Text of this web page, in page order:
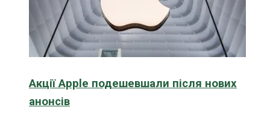
Акції Apple подешевшали після нових
анонсів